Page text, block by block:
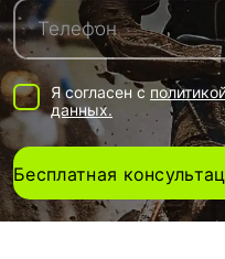
Я согласен с
данных.
Бесплатная